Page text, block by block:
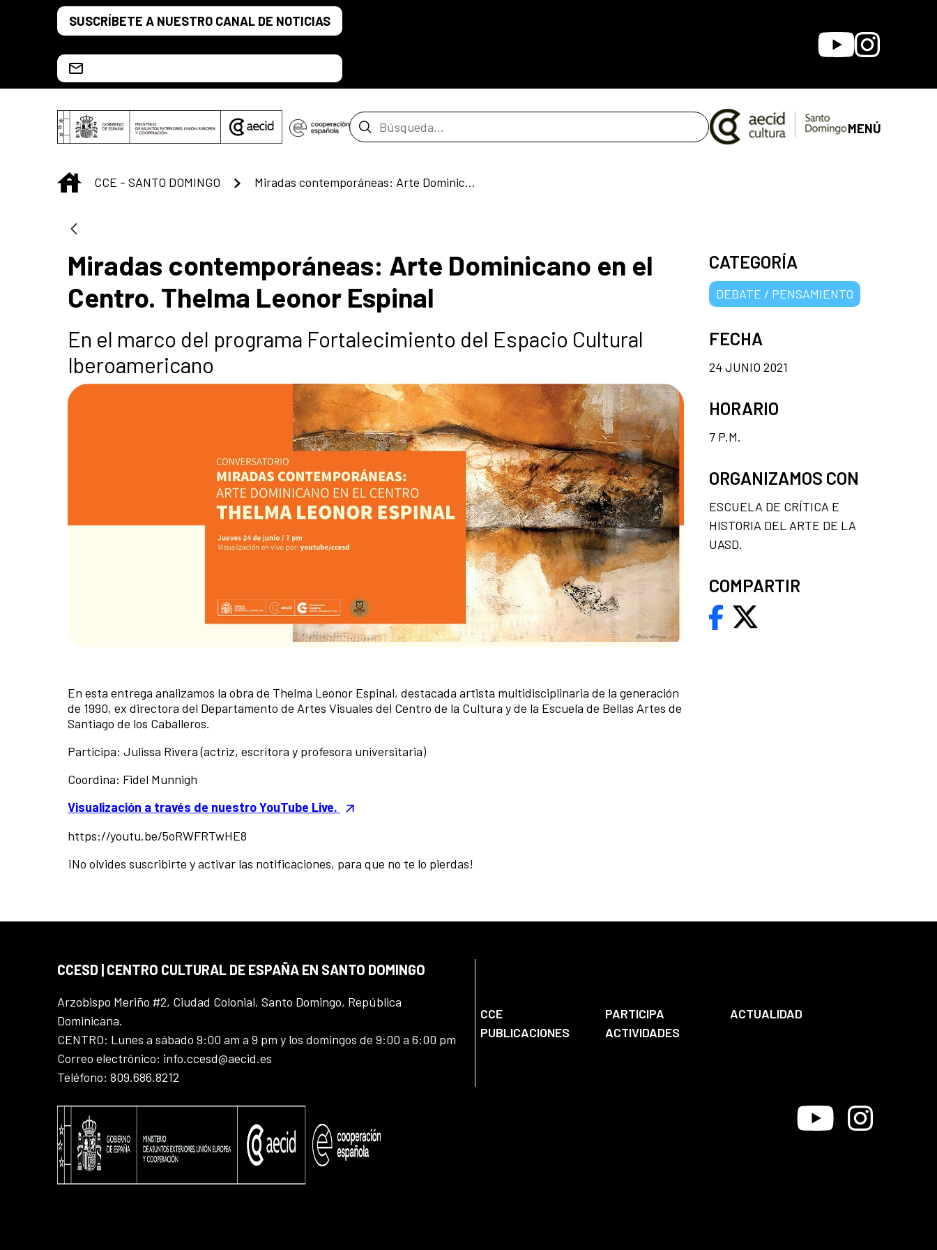
Saltar al contenido principal
SUSCRÍBETE A NUESTRO CANAL DE NOTICIAS
YoutubeInstagram
Barra de búsqueda MENÚ
INICIO
CCE - SANTO DOMINGO Miradas contemporáneas: Arte Dominicano en el Centro. Thelma Leonor Espinal
Miradas contemporáneas: Arte Dominicano en el
Centro. Thelma Leonor Espinal
En el marco del programa Fortalecimiento del Espacio Cultural
Iberoamericano
En esta entrega analizamos la obra de Thelma Leonor Espinal, destacada artista multidisciplinaria de la generación
de 1990, ex directora del Departamento de Artes Visuales del Centro de la Cultura y de la Escuela de Bellas Artes de
Santiago de los Caballeros.
Participa: Julissa Rivera (actriz, escritora y profesora universitaria)
Coordina: Fidel Munnigh
Visualización a través de nuestro YouTube Live.
https://youtu.be/5oRWFRTwHE8
¡No olvides suscribirte y activar las notificaciones, para que no te lo pierdas!
CATEGORÍA
DEBATE / PENSAMIENTO
FECHA
24 JUNIO 2021
HORARIO
7 P.M.
ORGANIZAMOS CON
ESCUELA DE CRÍTICA E
HISTORIA DEL ARTE DE LA
UASD.
COMPARTIR
CCESD | CENTRO CULTURAL DE ESPAÑA EN SANTO DOMINGO
Arzobispo Meriño #2, Ciudad Colonial, Santo Domingo, República
Dominicana.
CENTRO: Lunes a sábado 9:00 am a 9 pm y los domingos de 9:00 a 6:00 pm
Correo electrónico: info.ccesd@aecid.es
Teléfono: 809.686.8212
CCE PARTICIPA
ACTUALIDAD
PUBLICACIONES
ACTIVIDADES
Youtube Instagram